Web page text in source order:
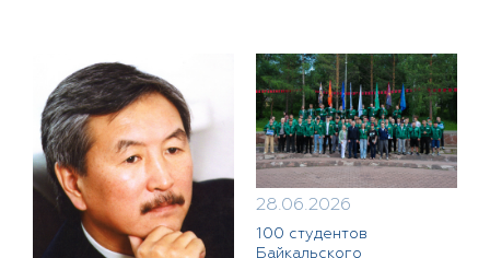
28.06.2026
100 студентов
Байкальского